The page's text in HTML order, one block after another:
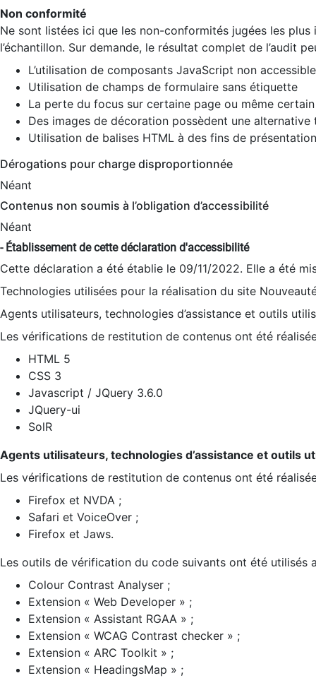
Non conformité
Ne sont listées ici que les non-conformités jugées les
l’échantillon. Sur demande, le résultat complet de l’audit
L’utilisation de composants JavaScript non
Utilisation de champs de formulaire sans étiquette
La perte du focus sur certaine page ou même
Des images de décoration possèdent une alternative
Utilisation de balises HTML à des fins de
Dérogations pour charge disproportionnée
Néant
Contenus non soumis à l’obligation d’accessibilité
Néant
- Établissement de cette déclaration d'accessibilité
Cette déclaration a été établie le 09/11/2022. Elle a été
Technologies utilisées pour la réalisation du site
Agents utilisateurs, technologies d’assistance et outils
Les vérifications de restitution de contenus ont été
HTML 5
CSS 3
Javascript / JQuery 3.6.0
JQuery-ui
SolR
Agents utilisateurs, technologies d’assistance et outils
Les vérifications de restitution de contenus ont été
Firefox et NVDA ;
Safari et VoiceOver ;
Firefox et Jaws.
Les outils de vérification du code suivants ont été utilisés
Colour Contrast Analyser ;
Extension « Web Developer » ;
Extension « Assistant RGAA » ;
Extension « WCAG Contrast checker » ;
Extension « ARC Toolkit » ;
Extension « HeadingsMap » ;